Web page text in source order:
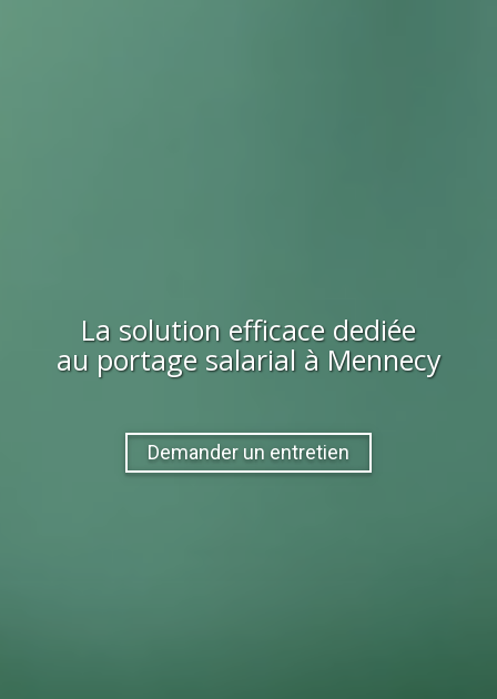
La solution efficace dediée
au portage salarial à Mennecy
Demander un entretien